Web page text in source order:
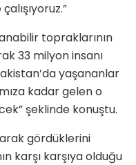
topraklarının
33 milyon insanı
yaşananlar
kadar gelen o
şeklinde konuştu.
gördüklerini
karşı karşıya olduğu